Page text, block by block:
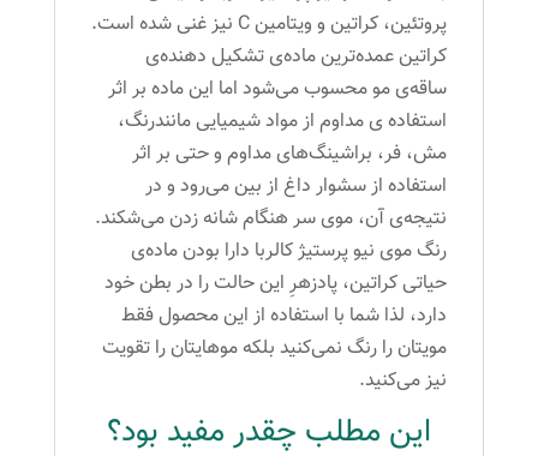
پروتئین، کراتین و ویتامین C نیز غنی شده است.
کراتین عمده‌ترین ماده‌ی تشکیل دهنده‌ی
ساقه‌ی مو محسوب می‌شود اما این ماده بر اثر
استفاده ی مداوم از مواد شیمیایی مانندرنگ،
مش، فر، براشینگ‌های مداوم و حتی بر اثر
استفاده از سشوار داغ از بین می‌رود و در
نتیجه‌ی آن، موی سر هنگام شانه زدن می‌شکند.
رنگ موی نیو پرستیژ کالربا دارا بودن ماده‌ی
حیاتی کراتین، پادزهرِ این حالت را در بطن خود
دارد، لذا شما با استفاده از این محصول فقط
مویتان را رنگ نمی‌کنید بلکه موهایتان را تقویت
نیز می‌کنید.
این مطلب چقدر مفید بود؟